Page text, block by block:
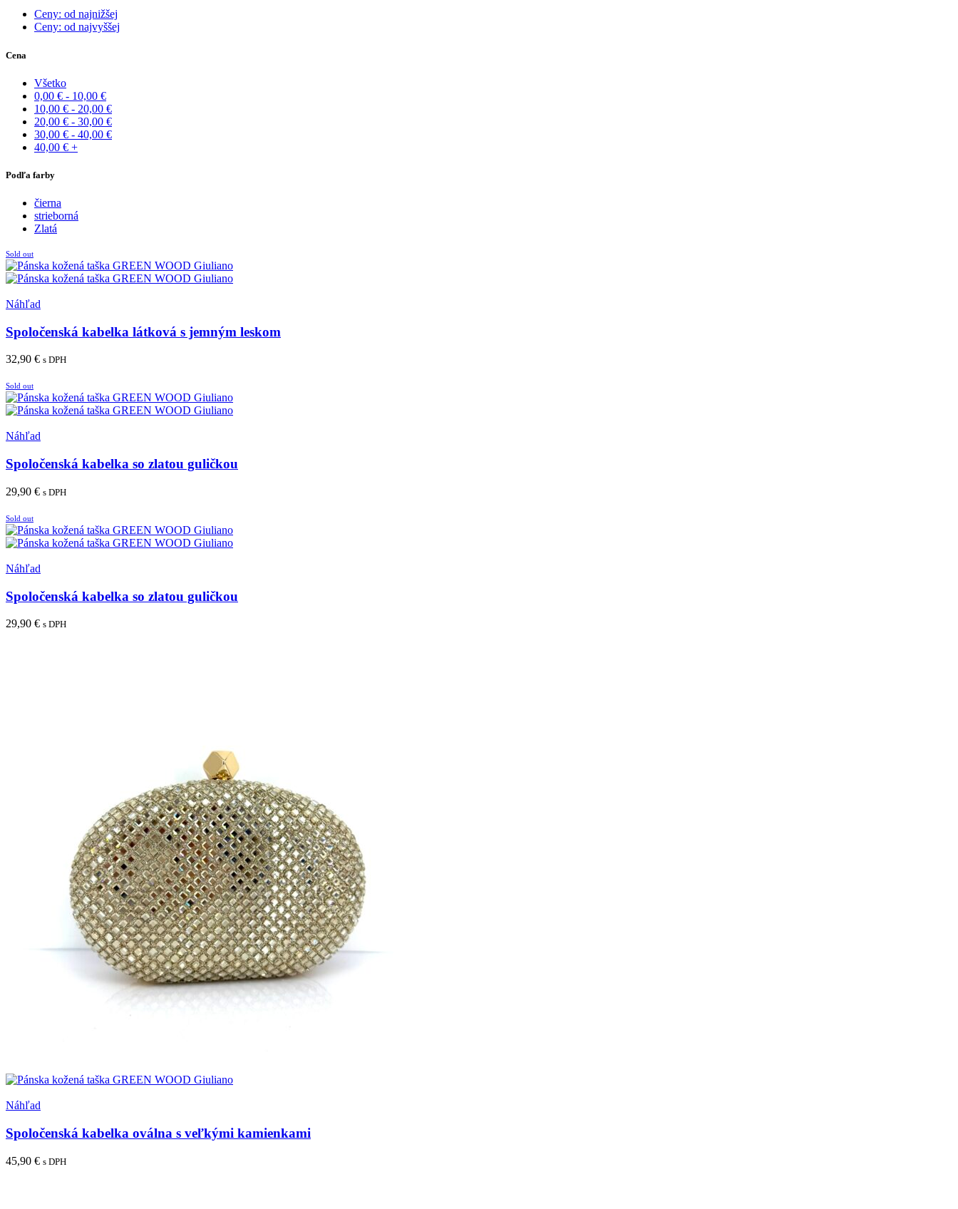
Ceny: od najnižšej
Ceny: od najvyššej
Cena
Všetko
0,00 € - 10,00 €
10,00 € - 20,00 €
20,00 € - 30,00 €
30,00 € - 40,00 €
40,00 € +
Podľa farby
čierna
strieborná
Zlatá
Sold out
Náhľad
Spoločenská kabelka látková s jemným leskom
32,90 € s DPH
Sold out
Náhľad
Spoločenská kabelka so zlatou guličkou
29,90 € s DPH
Sold out
Náhľad
Spoločenská kabelka so zlatou guličkou
29,90 € s DPH
Náhľad
Spoločenská kabelka oválna s veľkými kamienkami
45,90 € s DPH